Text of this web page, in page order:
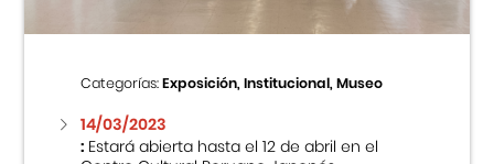
Categorías:Exposición, Institucional, Museo
14/03/2023
:Estará abierta hasta el 12 de abril en el